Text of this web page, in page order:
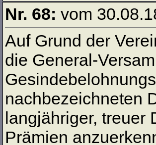
Nr. 68: vom
Auf Grund der
die General-
nachbezeichneten
langjähriger, treuer
Prämien